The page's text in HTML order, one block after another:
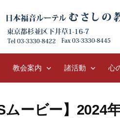
教会案内 諸活動 心
ムービー】2024